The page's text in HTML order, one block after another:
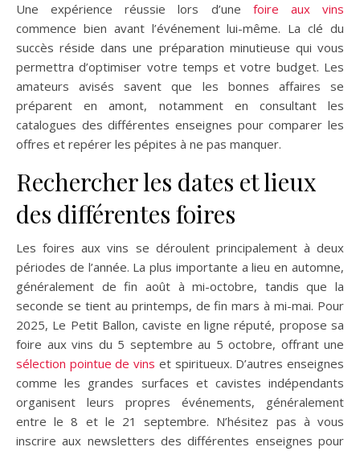
Une expérience réussie lors d’une foire aux vins
commence bien avant l’événement lui-même. La clé du
succès réside dans une préparation minutieuse qui vous
permettra d’optimiser votre temps et votre budget. Les
amateurs avisés savent que les bonnes affaires se
préparent en amont, notamment en consultant les
catalogues des différentes enseignes pour comparer les
offres et repérer les pépites à ne pas manquer.
Rechercher les dates et lieux
des différentes foires
Les foires aux vins se déroulent principalement à deux
périodes de l’année. La plus importante a lieu en automne,
généralement de fin août à mi-octobre, tandis que la
seconde se tient au printemps, de fin mars à mi-mai. Pour
2025, Le Petit Ballon, caviste en ligne réputé, propose sa
foire aux vins du 5 septembre au 5 octobre, offrant une
sélection pointue de vins et spiritueux. D’autres enseignes
comme les grandes surfaces et cavistes indépendants
organisent leurs propres événements, généralement
entre le 8 et le 21 septembre. N’hésitez pas à vous
inscrire aux newsletters des différentes enseignes pour